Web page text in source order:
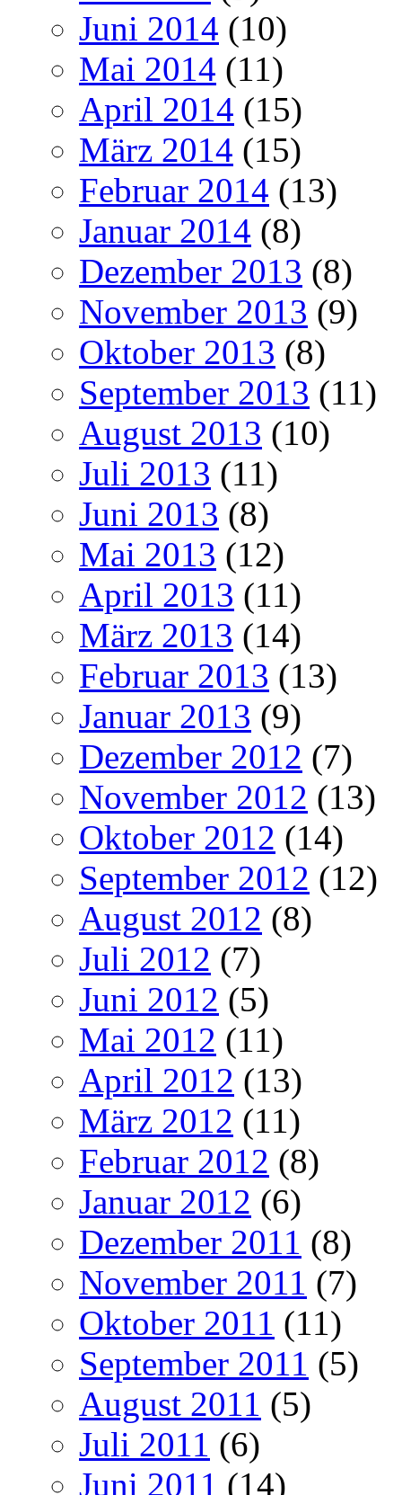
Juni 2014 (10)
Mai 2014 (11)
April 2014 (15)
März 2014 (15)
Februar 2014 (13)
Januar 2014 (8)
Dezember 2013 (8)
November 2013 (9)
Oktober 2013 (8)
September 2013 (11)
August 2013 (10)
Juli 2013 (11)
Juni 2013 (8)
Mai 2013 (12)
April 2013 (11)
März 2013 (14)
Februar 2013 (13)
Januar 2013 (9)
Dezember 2012 (7)
November 2012 (13)
Oktober 2012 (14)
September 2012 (12)
August 2012 (8)
Juli 2012 (7)
Juni 2012 (5)
Mai 2012 (11)
April 2012 (13)
März 2012 (11)
Februar 2012 (8)
Januar 2012 (6)
Dezember 2011 (8)
November 2011 (7)
Oktober 2011 (11)
September 2011 (5)
August 2011 (5)
Juli 2011 (6)
Juni 2011 (14)